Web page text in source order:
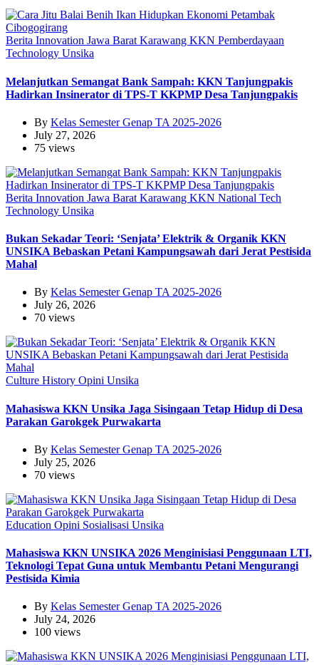
Berita Innovation Jawa Barat Karawang KKN Pemberdayaan
Technology Unsika
Melanjutkan Semangat Bank Sampah: KKN Tanjungpakis
Hadirkan Insinerator di TPS-T KKPMP Desa Tanjungpakis
By Kelas Semester Genap TA 2025-2026
July 27, 2026
75 views
Berita Innovation Jawa Barat Karawang KKN National Tech
Technology Unsika
Bukan Sekadar Teori: ‘Senjata’ Elektrik & Organik KKN
UNSIKA Bebaskan Petani Kampungsawah dari Jerat Pestisida
Mahal
By Kelas Semester Genap TA 2025-2026
July 26, 2026
70 views
Culture History Opini Unsika
Mahasiswa KKN Unsika Jaga Sisingaan Tetap Hidup di Desa
Parakan Garokgek Purwakarta
By Kelas Semester Genap TA 2025-2026
July 25, 2026
70 views
Education Opini Sosialisasi Unsika
Mahasiswa KKN UNSIKA 2026 Menginisiasi Penggunaan LTI,
Teknologi Tepat Guna untuk Membantu Petani Mengurangi
Pestisida Kimia
By Kelas Semester Genap TA 2025-2026
July 24, 2026
100 views